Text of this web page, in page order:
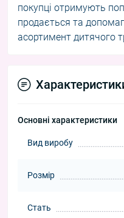
покупці отримують
продається та
асортимент дитячого
Основні характеристики
Вид виробу
Розмір
Стать